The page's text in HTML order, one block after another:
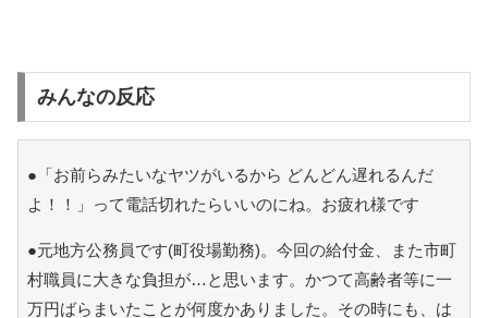
みんなの反応
●「お前らみたいなヤツがいるから どんどん遅れるんだ
よ！！」って電話切れたらいいのにね。お疲れ様です
●元地方公務員です(町役場勤務)。今回の給付金、また市町
村職員に大きな負担が…と思います。かつて高齢者等に一
万円ばらまいたことが何度かありました。その時にも、は